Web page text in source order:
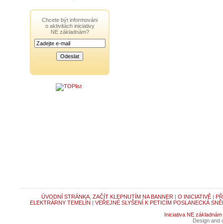
Chcete být informováni
o aktivitách iniciativy
NE základnám?
ÚVODNÍ STRÁNKA, ZAČÍT KLEPNUTÍM NA BANNER | O INICIATIVĚ|
ELEKTRÁRNY TEMELÍN | VEŘEJNÉ SLYŠENÍ K PETICÍM POSLANECKÁ
Iniciativa NE základnám
Design and